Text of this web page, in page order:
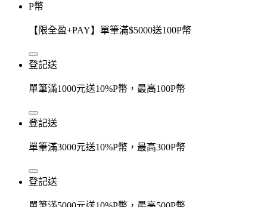
P幣
【限全盈+PAY】單筆滿$5000送100P幣
登記送
單筆滿1000元送10%P幣，最高100P幣
登記送
單筆滿3000元送10%P幣，最高300P幣
登記送